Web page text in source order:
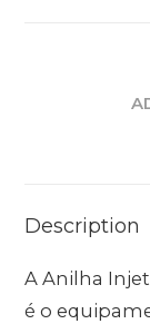
Description
A Anilha
é o